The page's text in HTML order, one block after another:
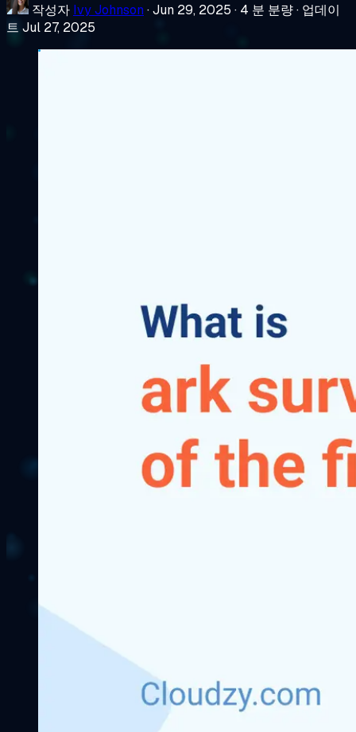
작성자 Ivy Johnson ·Jun 29, 2025 · 4 분 분량· 업데이
트 Jul 27, 2025